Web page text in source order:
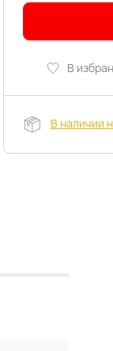
В
В наличии